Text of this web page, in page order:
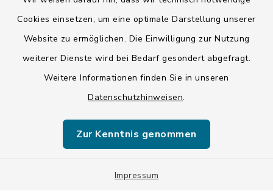
Cookies einsetzen, um eine optimale Darstellung unserer
Website zu ermöglichen. Die Einwilligung zur Nutzung
weiterer Dienste wird bei Bedarf gesondert abgefragt.
Weitere Informationen finden Sie in unseren
Datenschutzhinweisen.
Zur Kenntnis genommen
Impressum
Datenschutz
Impressum
Sitemap
Cookie-Einstellungen